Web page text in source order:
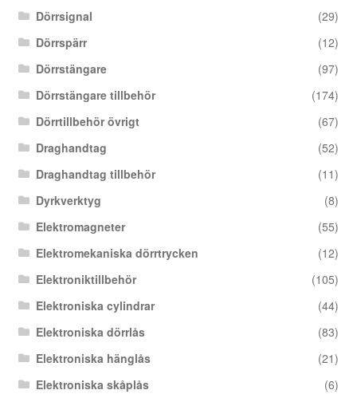
Dörrsignal
(29)
Dörrspärr
(12)
Dörrstängare
(97)
Dörrstängare tillbehör
(174)
Dörrtillbehör övrigt
(67)
Draghandtag
(52)
Draghandtag tillbehör
(11)
Dyrkverktyg
(8)
Elektromagneter
(55)
Elektromekaniska dörrtrycken
(12)
Elektroniktillbehör
(105)
Elektroniska cylindrar
(44)
Elektroniska dörrlås
(83)
Elektroniska hänglås
(21)
Elektroniska skåplås
(6)